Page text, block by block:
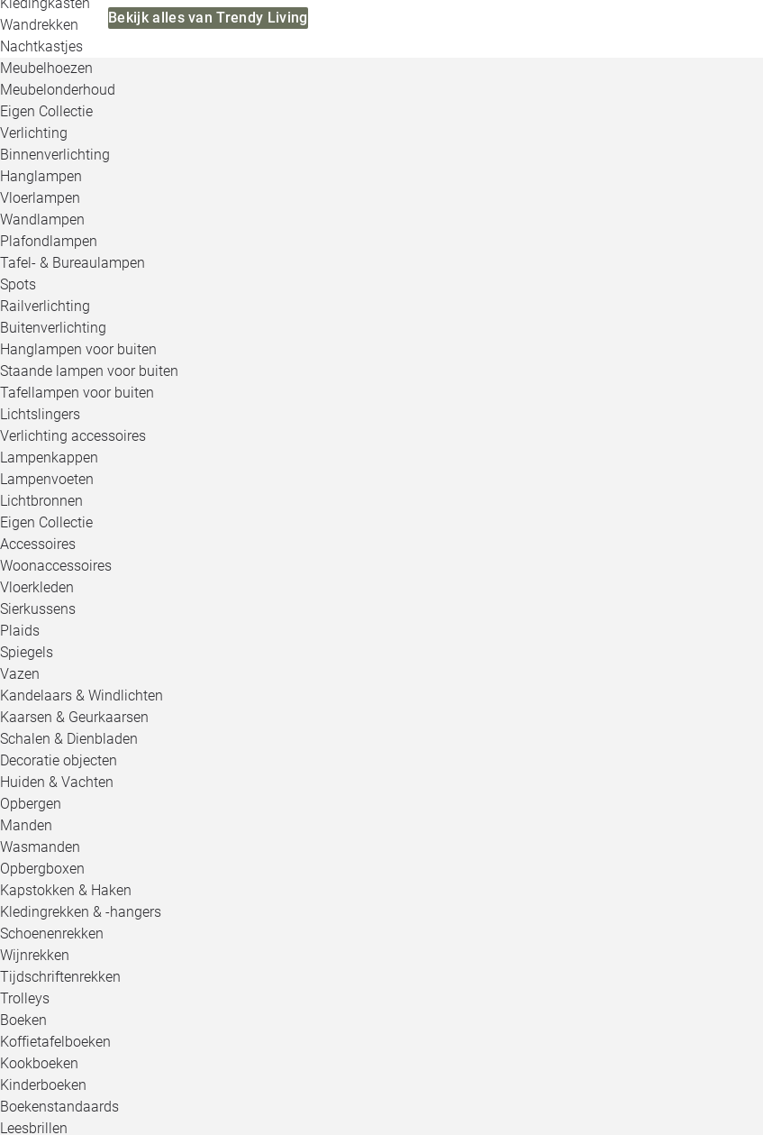
Wandrekken
Nachtkastjes
Meubelhoezen
Meubelonderhoud
Eigen Collectie
Verlichting
Binnenverlichting
Hanglampen
Vloerlampen
Wandlampen
Plafondlampen
Tafel- & Bureaulampen
Spots
Railverlichting
Buitenverlichting
Hanglampen voor buiten
Staande lampen voor buiten
Tafellampen voor buiten
Lichtslingers
Verlichting accessoires
Lampenkappen
Lampenvoeten
Lichtbronnen
Eigen Collectie
Accessoires
Woonaccessoires
Vloerkleden
Sierkussens
Plaids
Spiegels
Vazen
Kandelaars & Windlichten
Kaarsen & Geurkaarsen
Schalen & Dienbladen
Decoratie objecten
Huiden & Vachten
Opbergen
Manden
Wasmanden
Opbergboxen
Kapstokken & Haken
Kledingrekken & -hangers
Schoenenrekken
Wijnrekken
Tijdschriftenrekken
Trolleys
Boeken
Koffietafelboeken
Kookboeken
Kinderboeken
Boekenstandaards
Leesbrillen
Bekijk alles van Trendy Living